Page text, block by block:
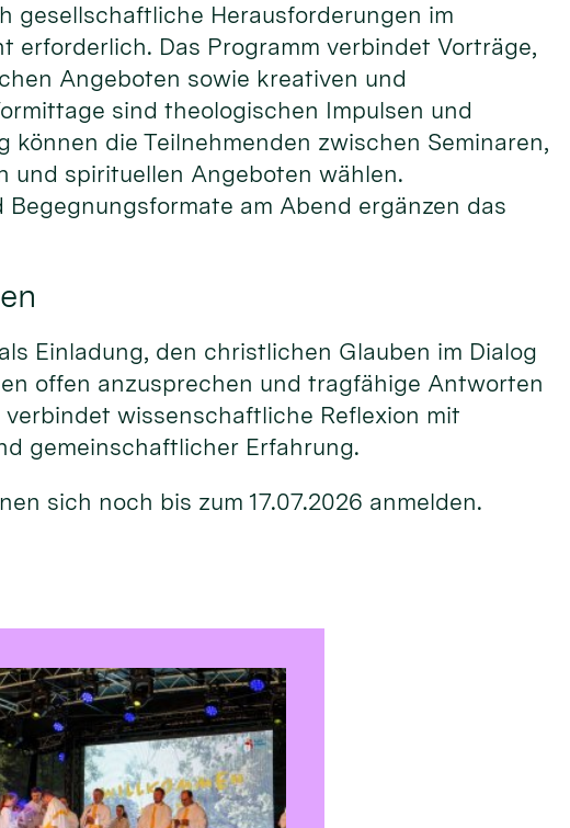
gesellschaftliche Herausforderungen im
erforderlich. Das Programm verbindet Vorträge,
Angeboten sowie kreativen und
sind theologischen Impulsen und
die Teilnehmenden zwischen Seminaren,
und spirituellen Angeboten wählen.
am Abend ergänzen das
Einladung, den christlichen Glauben im Dialog
offen anzusprechen und tragfähige Antworten
wissenschaftliche Reflexion mit
gemeinschaftlicher Erfahrung.
sich noch bis zum 17.07.2026 anmelden.